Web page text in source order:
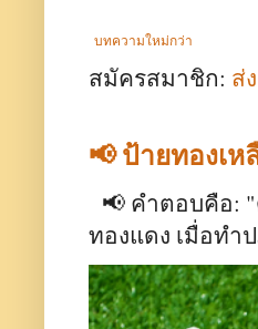
บทความใหม่กว่า
สมัครสมาชิก: ส่
📢 ป้ายทองเ
📢 คำตอบคือ:
ทองแดง เมื่อทำ